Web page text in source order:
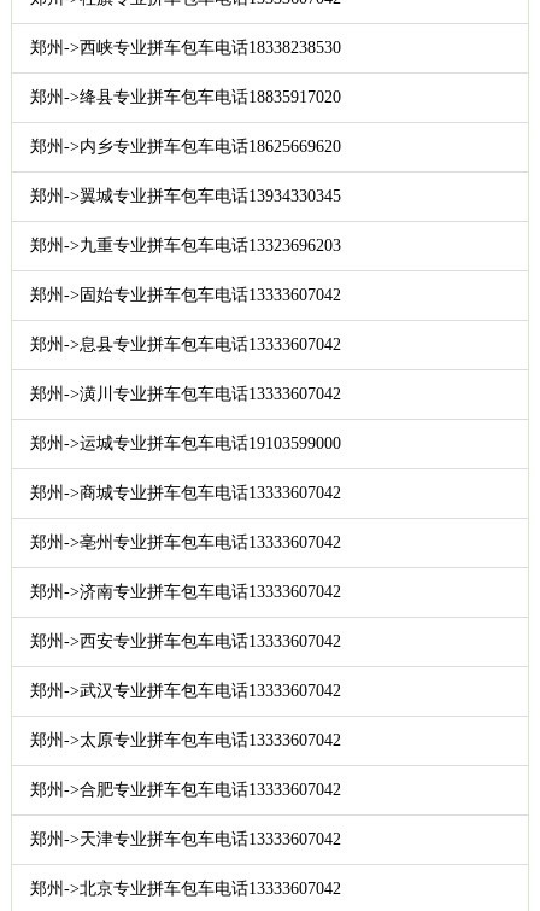
郑州->西峡专业拼车包车电话18338238530
郑州->绛县专业拼车包车电话18835917020
郑州->内乡专业拼车包车电话18625669620
郑州->翼城专业拼车包车电话13934330345
郑州->九重专业拼车包车电话13323696203
郑州->固始专业拼车包车电话13333607042
郑州->息县专业拼车包车电话13333607042
郑州->潢川专业拼车包车电话13333607042
郑州->运城专业拼车包车电话19103599000
郑州->商城专业拼车包车电话13333607042
郑州->亳州专业拼车包车电话13333607042
郑州->济南专业拼车包车电话13333607042
郑州->西安专业拼车包车电话13333607042
郑州->武汉专业拼车包车电话13333607042
郑州->太原专业拼车包车电话13333607042
郑州->合肥专业拼车包车电话13333607042
郑州->天津专业拼车包车电话13333607042
郑州->北京专业拼车包车电话13333607042